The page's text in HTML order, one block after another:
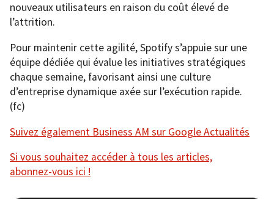
nouveaux utilisateurs en raison du coût élevé de
l’attrition.
Pour maintenir cette agilité, Spotify s’appuie sur une
équipe dédiée qui évalue les initiatives stratégiques
chaque semaine, favorisant ainsi une culture
d’entreprise dynamique axée sur l’exécution rapide.
(fc)
Suivez également Business AM sur Google Actualités
Si vous souhaitez accéder à tous les articles,
abonnez-vous ici !